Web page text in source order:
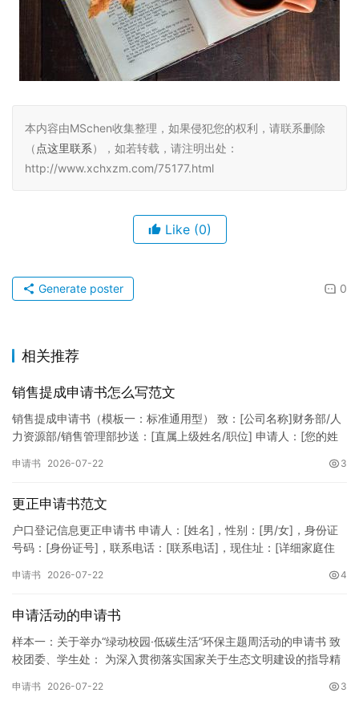
本内容由MSchen收集整理，如果侵犯您的权利，请联系删除
（ 点这里联系），如若转载，请注明出处：
http://www.xchxzm.com/75177.html
Like (0)
0
Generate poster
相关推荐
销售提成申请书怎么写范文
销售提成申请书（模板一：标准通用型） 致：[公司名称]财务部/人
力资源部/销售管理部抄送：[直属上级姓名/职位] 申请人：[您的姓
申请书 2026-07-22 3
更正申请书范文
户口登记信息更正申请书 申请人：[姓名]，性别：[男/女]，身份证
号码：[身份证号]，联系电话：[联系电话]，现住址：[详细家庭住
申请书 2026-07-22 4
申请活动的申请书
样本一：关于举办“绿动校园·低碳生活”环保主题周活动的申请书 致
校团委、学生处： 为深入贯彻落实国家关于生态文明建设的指导精
申请书 2026-07-22 3